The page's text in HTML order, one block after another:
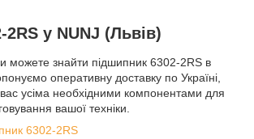
2RS у NUNJ (Львів)
можете знайти підшипник 6302-2RS в
оперативну доставку по Україні,
усіма необхідними компонентами для
вашої техніки.
6302-2RS